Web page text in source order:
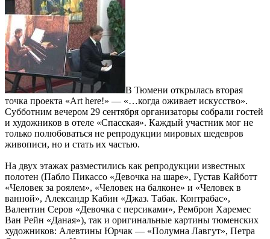
В Тюмени открылась вторая
точка проекта «Art here!» — «…когда оживает искусство».
Субботним вечером 29 сентября организаторы собрали гостей
и художников в отеле «Спасская». Каждый участник мог не
только полюбоваться не репродукции мировых шедевров
живописи, но и стать их частью.
На двух этажах разместились как репродукции известных
полотен (Пабло Пикассо «Девочка на шаре», Густав Кайботт
«Человек за роялем», «Человек на балконе» и «Человек в
ванной», Александр Кабин «Джаз. Табак. Контрабас»,
Валентин Серов «Девочка с персиками», Ремброн Харемес
Ван Рейн «Даная»), так и оригинальные картины тюменских
художников: Алевтины Юрчак — «Полумна Лавгут», Петра